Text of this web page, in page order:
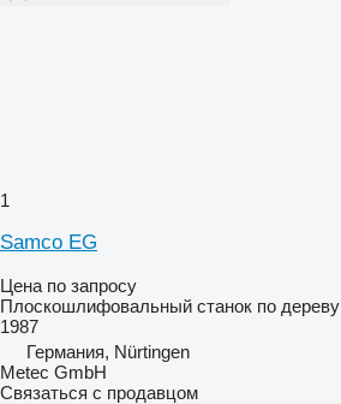
1
Samco EG
Цена по запросу
Плоскошлифовальный станок по дереву
1987
Германия, Nürtingen
Metec GmbH
Связаться с продавцом